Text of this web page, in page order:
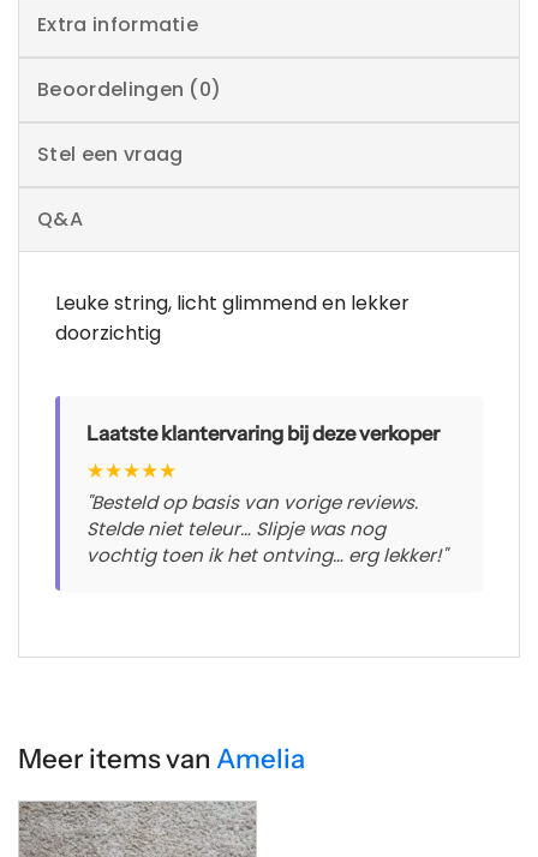
Extra informatie
Beoordelingen (0)
Stel een vraag
Q&A
Leuke string, licht glimmend en lekker
doorzichtig
Laatste klantervaring bij deze verkoper
★★★★★
"Besteld op basis van vorige reviews.
Stelde niet teleur… Slipje was nog
vochtig toen ik het ontving… erg lekker!"
Meer items van Amelia